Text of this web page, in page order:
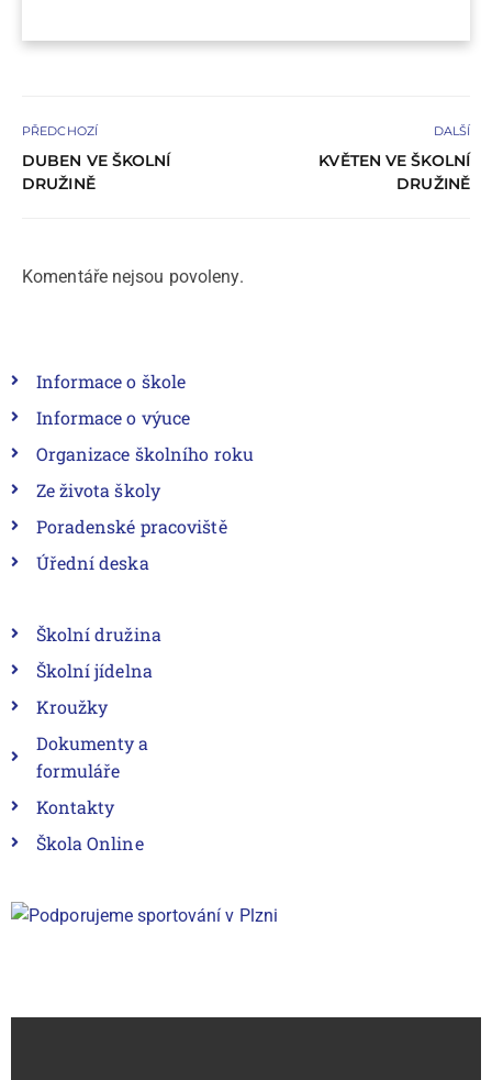
PŘEDCHOZÍ
DUBEN VE ŠKOLNÍ
DRUŽINĚ
DALŠÍ
KVĚTEN VE ŠKOLNÍ
DRUŽINĚ
Komentáře nejsou povoleny.
Informace o škole
Informace o výuce
Organizace školního roku
Ze života školy
Poradenské pracoviště
Úřední deska
Školní družina
Školní jídelna
Kroužky
Dokumenty a
formuláře
Kontakty
Škola Online